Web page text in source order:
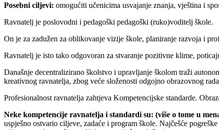
Posebni ciljevi: omogućiti učenicima usvajanje znanja, vještina i
Ravnatelj je poslovodni i pedagoški pedagoški (ruko)voditelj škole.
On je za zadužen za oblikovanje vizije škole, planiranje razvoja i
Ravnatelj je isto tako odgovoran za stvaranje pozitivne klime,
Današnje decentralizirano školstvo i upravljanje školom traži
kreativnog ravnatelja, zbog veće složenosti odgojno obrazovnog
Profesionalnost ravnatelja zahtjeva Kompetencijske standarde.
Neke kompetencije ravnatelja i standardi su: (više o tome u
uspješno ostvario ciljeve, zadaće i program škole. Najčešće